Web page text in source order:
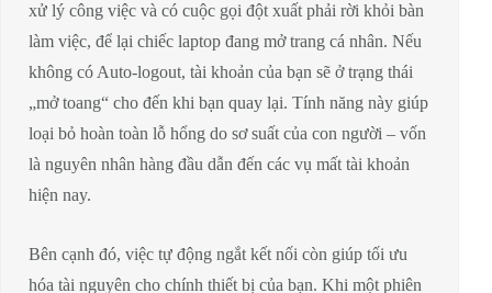
xử lý công việc và có cuộc gọi đột xuất phải rời khỏi bàn
làm việc, để lại chiếc laptop đang mở trang cá nhân. Nếu
không có Auto-logout, tài khoản của bạn sẽ ở trạng thái
„mở toang“ cho đến khi bạn quay lại. Tính năng này giúp
loại bỏ hoàn toàn lỗ hổng do sơ suất của con người – vốn
là nguyên nhân hàng đầu dẫn đến các vụ mất tài khoản
hiện nay.
Bên cạnh đó, việc tự động ngắt kết nối còn giúp tối ưu
hóa tài nguyên cho chính thiết bị của bạn. Khi một phiên